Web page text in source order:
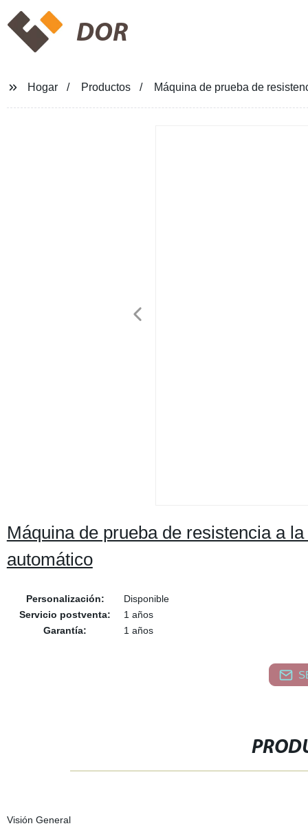
DOR
Hogar Productos Máquina de prueba de
Máquina de prueba de resistencia a
automático
Personalización:
Disponible
Servicio postventa:
1 años
Garantía:
1 años
Visión General